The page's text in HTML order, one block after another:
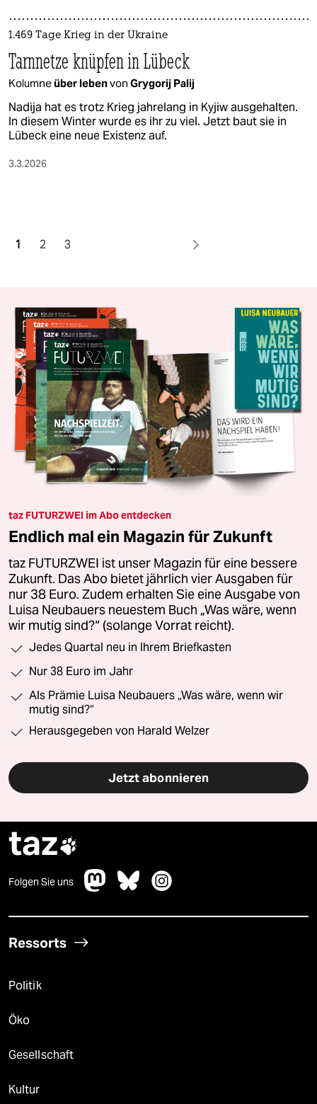
1.469 Tage Krieg in der Ukraine
Tarnnetze knüpfen in Lübeck
Kolumneüber lebenvon Grygorij Palij
Nadija hat es trotz Krieg jahrelang in Kyjiw ausgehalten.
In diesem Winter wurde es ihr zu viel. Jetzt baut sie in
Lübeck eine neue Existenz auf.
3.3.2026
1 2 3
taz FUTURZWEI im Abo entdecken
Endlich mal ein Magazin für Zukunft
taz FUTURZWEI ist unser Magazin für eine bessere
Zukunft. Das Abo bietet jährlich vier Ausgaben für
nur 38 Euro. Zudem erhalten Sie eine Ausgabe von
Luisa Neubauers neuestem Buch „Was wäre, wenn
wir mutig sind?“ (solange Vorrat reicht).
Jedes Quartal neu in Ihrem Briefkasten
Nur 38 Euro im Jahr
Als Prämie Luisa Neubauers „Was wäre, wenn wir
mutig sind?“
Herausgegeben von Harald Welzer
Jetzt abonnieren
taz
Folgen Sie uns
Ressorts
Politik
Öko
Gesellschaft
Kultur